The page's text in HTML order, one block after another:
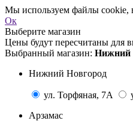
Мы используем файлы cookie,
Ок
Выберите магазин
Цены будут пересчитаны для
Выбранный магазин: Нижний
Нижний Новгород
ул. Торфяная, 7А
Арзамас